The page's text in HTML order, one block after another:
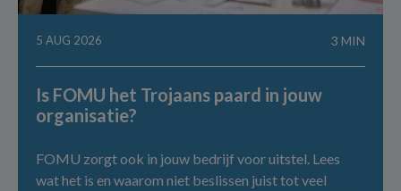
5 AUG 2026 3 MIN
Is FOMU het Trojaans paard in jouw
organisatie?
FOMU zorgt ook in jouw bedrijf voor uitstel. Lees
wat het is en waarom niet beslissen juist tot veel